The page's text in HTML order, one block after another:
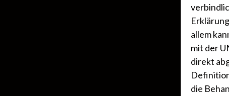
allem
mit der
direkt
die